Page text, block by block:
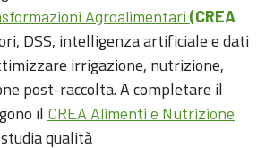
Agroalimentari (CREA
DSS, intelligenza artificiale e dati
irrigazione, nutrizione,
post-raccolta. A completare il
il CREA Alimenti e Nutrizione
qualità